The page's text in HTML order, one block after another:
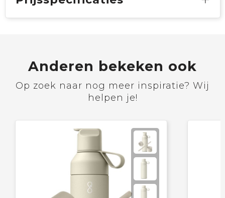
Anderen bekeken ook
Op zoek naar nog meer inspiratie? Wij
helpen je!